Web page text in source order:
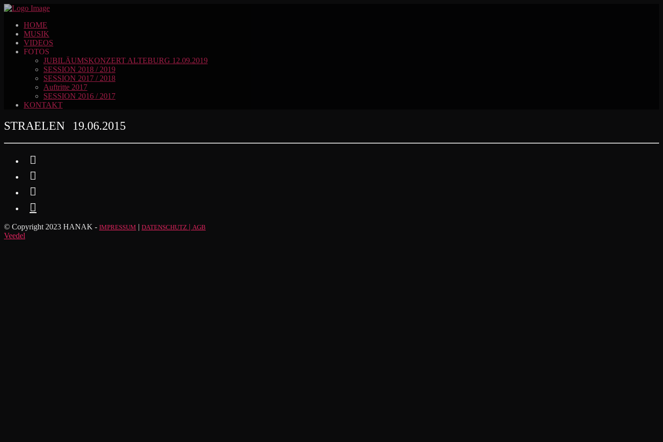
HOME
MUSIK
VIDEOS
FOTOS
JUBILÄUMSKONZERT ALTEBURG 12.09.2019
SESSION 2018 / 2019
SESSION 2017 / 2018
Auftritte 2017
SESSION 2016 / 2017
KONTAKT
STRAELEN 19.06.2015




© Copyright 2023 HANAK - IMPRESSUM | DATENSCHUTZ | AGB
Veedel